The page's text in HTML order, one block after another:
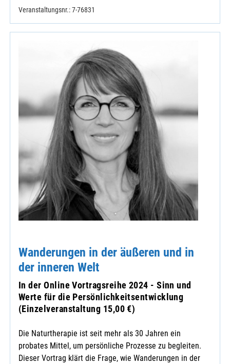
Veranstaltungsnr.: 7-76831
Wanderungen in der äußeren und in
der inneren Welt
In der Online Vortragsreihe 2024 - Sinn und
Werte für die Persönlichkeitsentwicklung
(Einzelveranstaltung 15,00 €)
Die Naturtherapie ist seit mehr als 30 Jahren ein
probates Mittel, um persönliche Prozesse zu begleiten.
Dieser Vortrag klärt die Frage, wie Wanderungen in der